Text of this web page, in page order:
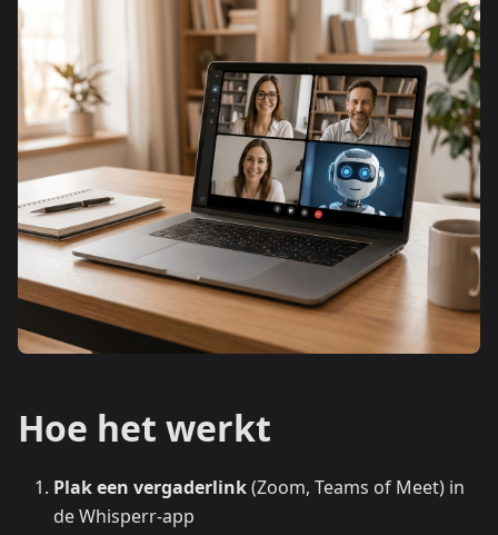
Hoe het werkt
Plak een vergaderlink(Zoom, Teams of Meet) in
de Whisperr-app